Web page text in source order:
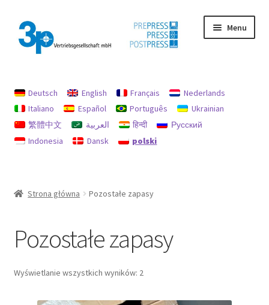
Przejdź
do
nawigacji
Przejdź
do
treści
Menu
Moje konto
Nadruk
Deutsch English Français
Nederlands
Italiano
Español Português
Ukrainian
繁體中文
العربية हिन्दी
Русский
Indonesia
Dansk polski
Strona główna Pozostałe zapasy
Pozostałe zapasy
Wyświetlanie wszystkich wyników: 2